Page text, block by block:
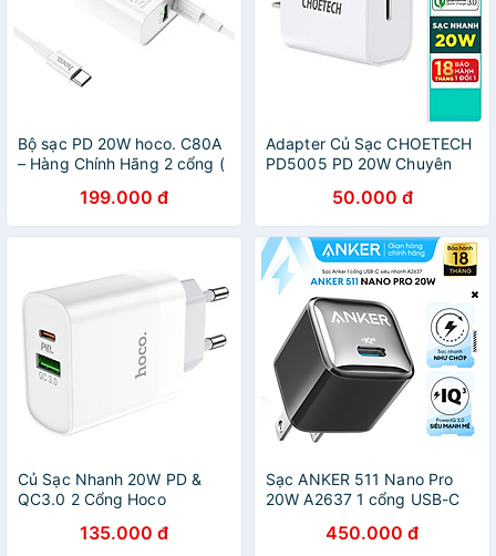
Bộ sạc PD 20W hoco. C80A
– Hàng Chính Hãng 2 cổng (
3A, Quick Charger 3.0 cho
iPhone/iPad ( kèm dây 1m )
199.000 đ
Adapter Củ Sạc CHOETECH
PD5005 PD 20W Chuyên
Hàng Chính Hãng
50.000 đ
Củ Sạc Nhanh 20W PD &
QC3.0 2 Cổng Hoco
Nhanh Cho iPhone,
135.000 đ
Sạc ANKER 511 Nano Pro
20W A2637 1 cổng USB-C
A2637 - Hỗ trợ sạc nhanh
450.000 đ